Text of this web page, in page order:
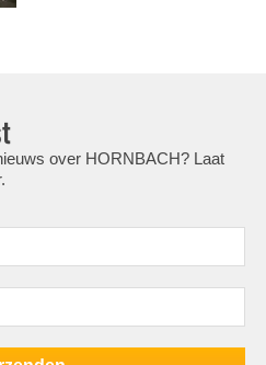
over HORNBACH? Laat